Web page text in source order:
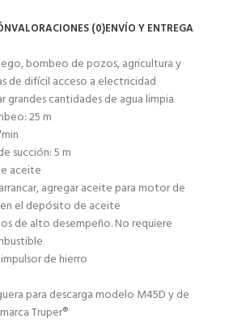
VALORACIONES (0)ENVÍO Y ENTREGA
bombeo de pozos, agricultura y
de difícil acceso a electricidad
grandes cantidades de agua limpia
25 m
succión: 5 m
aceite
agregar aceite para motor de
el depósito de aceite
de alto desempeño. No requiere
de hierro
para descarga modelo M45D y de
Truper®